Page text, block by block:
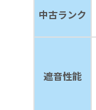
中古ランク
遮音性能